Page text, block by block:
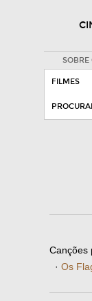
SOBRE
FILMES
Canções
· Os